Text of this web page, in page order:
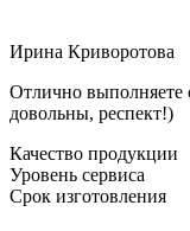
Ирина Криворотова
Отлично выполняете
довольны, респект!)
Качество продукции
Уровень сервиса
Срок изготовления